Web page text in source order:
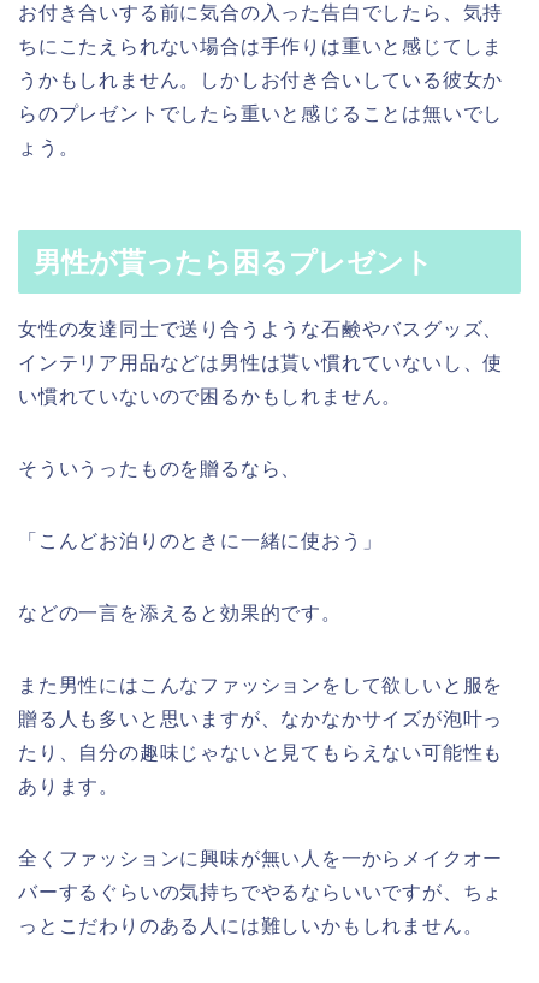
お付き合いする前に気合の入った告白でしたら、気持
ちにこたえられない場合は手作りは重いと感じてしま
うかもしれません。しかしお付き合いしている彼女か
らのプレゼントでしたら重いと感じることは無いでし
ょう。
男性が貰ったら困るプレゼント
女性の友達同士で送り合うような石鹸やバスグッズ、
インテリア用品などは男性は貰い慣れていないし、使
い慣れていないので困るかもしれません。
そういうったものを贈るなら、
「こんどお泊りのときに一緒に使おう」
などの一言を添えると効果的です。
また男性にはこんなファッションをして欲しいと服を
贈る人も多いと思いますが、なかなかサイズが泡叶っ
たり、自分の趣味じゃないと見てもらえない可能性も
あります。
全くファッションに興味が無い人を一からメイクオー
バーするぐらいの気持ちでやるならいいですが、ちょ
っとこだわりのある人には難しいかもしれません。